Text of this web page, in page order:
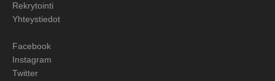
Rekrytointi
Yhteystiedot
Facebook
Instagram
Twitter